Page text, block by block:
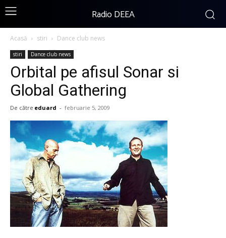
Radio DEEA
Acasă stiri Dance club news
stiri Dance club news
Orbital pe afisul Sonar si
Global Gathering
De către eduard - februarie 5, 2009